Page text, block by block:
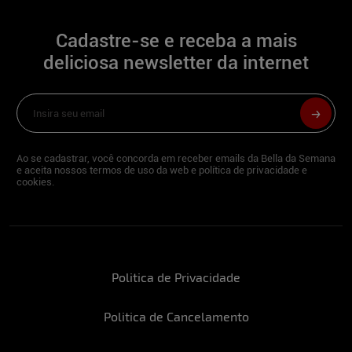
anos bem vividos e aproveitados, vivi
esses 23 anos mais do que muitos com
mais idade por aí, sempre faço tudo que
a praia, verão, calor, diversão e curtição,
amo viver!
Você pratica esportes? Quais?
Já pratiquei vôlei, atualmente musculação
Politica de Privacidade
Politica de Cancelamento
Cadastre-se e receba a mais
deliciosa newsletter da internet
Ao se cadastrar, você concorda em receber emails da Bella da Semana
e aceita nossos termos de uso da web e política de privacidade e
cookies.